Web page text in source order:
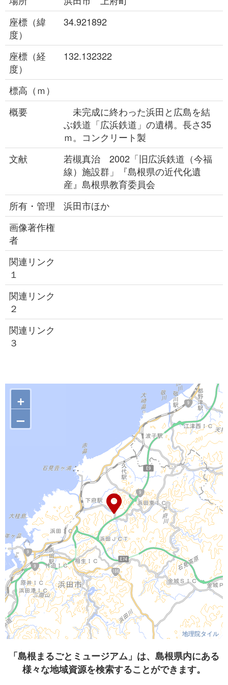
座標（緯
度）
34.921892
座標（経
度）
132.132322
標高（ｍ）
概要
未完成に終わった浜田と広島を結
ぶ鉄道「広浜鉄道」の遺構。長さ35
ｍ。コンクリート製
文献
若槻真治 2002「旧広浜鉄道（今福
線）施設群」『島根県の近代化遺
産』島根県教育委員会
所有・管理
浜田市ほか
画像著作権
者
関連リンク
１
関連リンク
２
関連リンク
３
+
–
地理院タイル
「島根まるごとミュージアム」は、島根県内にある
様々な地域資源を検索することができます。